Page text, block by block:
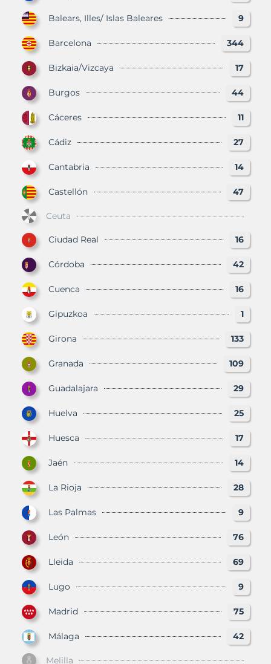
Balears, Illes/ Islas Baleares 9
Barcelona 344
Bizkaia/Vizcaya 17
Burgos 44
Cáceres 11
Cádiz 27
Cantabria 14
Castellón 47
Ceuta
Ciudad Real 16
Córdoba 42
Cuenca 16
Gipuzkoa 1
Girona 133
Granada 109
Guadalajara 29
Huelva 25
Huesca 17
Jaén 14
La Rioja 28
Las Palmas 9
León 76
Lleida 69
Lugo 9
Madrid 75
Málaga 42
Melilla